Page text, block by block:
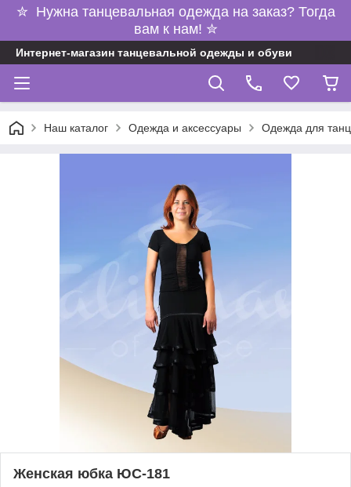
✮ Нужна танцевальная одежда на заказ? Тогда
вам к нам! ✮
Интернет-магазин танцевальной одежды и обуви
Наш каталог Одежда и аксессуары Одежда для
Женская юбка ЮС-181